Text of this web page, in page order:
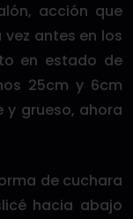
acción que
antes en los
en estado de
25cm y 6cm
y grueso, ahora
de cuchara
hacia abajo